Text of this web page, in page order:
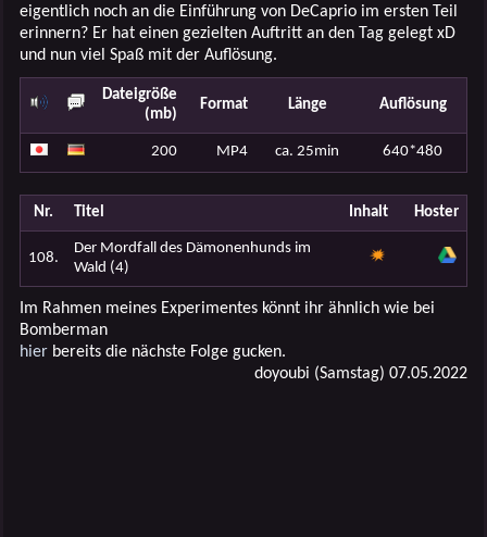
eigentlich noch an die Einführung von DeCaprio im ersten Teil
erinnern? Er hat einen gezielten Auftritt an den Tag gelegt xD
und nun viel Spaß mit der Auflösung.
Dateigröße
(mb)
Format Länge Auflösung
200 MP4 ca. 25min 640*480
Nr. Titel Inhalt Hoster
108.
Der Mordfall des Dämonenhunds im
Wald (4)
Im Rahmen meines Experimentes könnt ihr ähnlich wie bei
Bomberman
hier bereits die nächste Folge gucken.
doyoubi (Samstag) 07.05.2022